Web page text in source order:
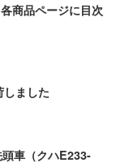
商品ページに目次
ました
車（クハE233-